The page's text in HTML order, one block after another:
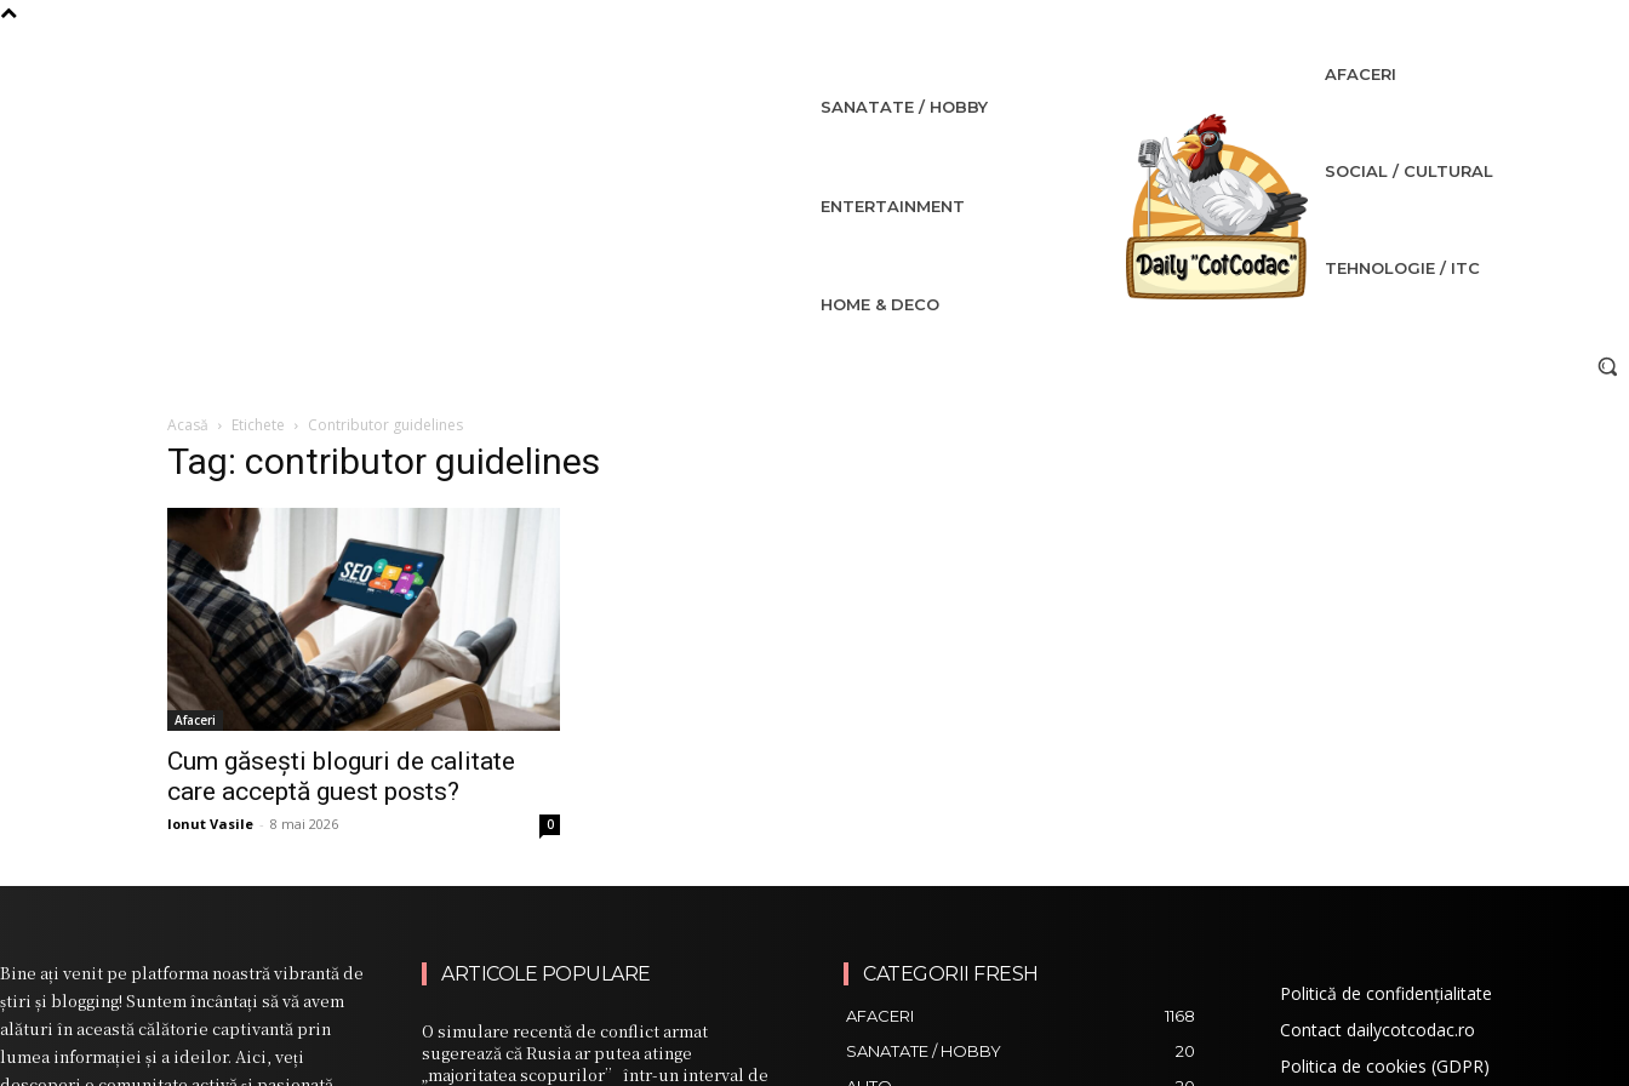
SANATATE / HOBBY
ENTERTAINMENT
HOME & DECO
AFACERI
SOCIAL / CULTURAL
TEHNOLOGIE / ITC
Acasă Etichete Contributor guidelines
Tag: contributor guidelines
Afaceri
Cum găsești bloguri de calitate
care acceptă guest posts?
Ionut Vasile - 8 mai 2026 0
Bine ați venit pe platforma noastră vibrantă de
știri și blogging! Suntem încântați să vă avem
alături în această călătorie captivantă prin
lumea informației și a ideilor. Aici, veți
ARTICOLE POPULARE
O simulare recentă de conflict armat
sugerează că Rusia ar putea atinge
„majoritatea scopurilor” într-un interval de
CATEGORII FRESH
AFACERI
1168
SANATATE / HOBBY
20
Politică de confidențialitate
Contact dailycotcodac.ro
Politica de cookies (GDPR)